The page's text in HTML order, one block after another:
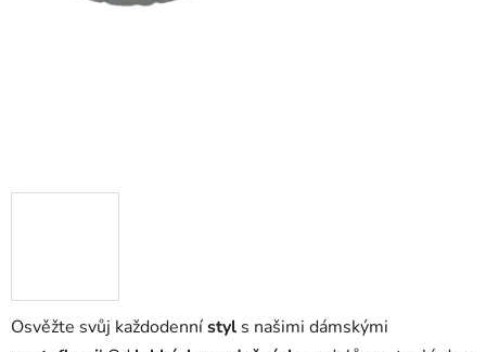
Osvěžte svůj každodennístyl s našimi dámskými